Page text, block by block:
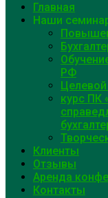
Главная
Наши
РФ
курс ПК
Клиенты
Отзывы
Аренда
Контакты